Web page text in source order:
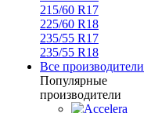
215/60 R17
225/60 R18
235/55 R17
235/55 R18
Все производители
Популярные
производители